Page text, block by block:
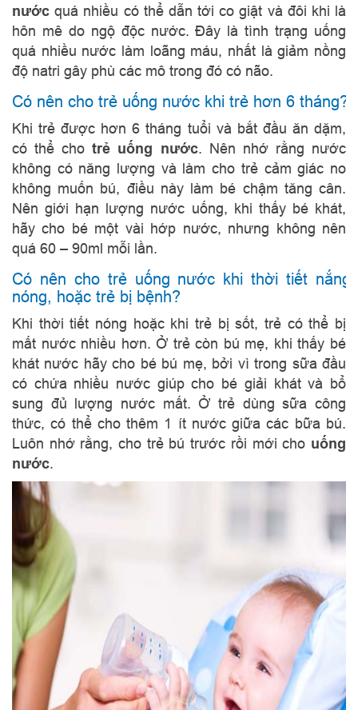
nước quá nhiều có thể dẫn tới co giật và đôi khi là
hôn mê do ngộ độc nước. Đây là tình trạng uống
quá nhiều nước làm loãng máu, nhất là giảm nồng
độ natri gây phù các mô trong đó có não.
Có nên cho trẻ uống nước khi trẻ hơn 6 tháng?
Khi trẻ được hơn 6 tháng tuổi và bắt đầu ăn dặm,
có thể chotrẻ uống nước. Nên nhớ rằng nước
không có năng lượng và làm cho trẻ cảm giác no
không muốn bú, điều này làm bé chậm tăng cân.
Nên giới hạn lượng nước uống, khi thấy bé khát,
hãy cho bé một vài hớp nước, nhưng không nên
quá 60 – 90ml mỗi lần.
Có nên cho trẻ uống nước khi thời tiết nắng
nóng, hoặc trẻ bị bệnh?
Khi thời tiết nóng hoặc khi trẻ bị sốt, trẻ có thể bị
mất nước nhiều hơn. Ở trẻ còn bú mẹ, khi thấy bé
khát nước hãy cho bé bú mẹ, bởi vì trong sữa đầu
có chứa nhiều nước giúp cho bé giải khát và bổ
sung đủ lượng nước mất. Ở trẻ dùng sữa công
thức, có thể cho thêm 1 ít nước giữa các bữa bú.
Luôn nhớ rằng, cho trẻ bú trước rồi mới cho uống
nước.